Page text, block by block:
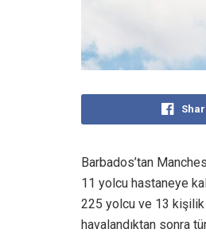
Barbados’tan
11 yolcu hastaneye
225 yolcu ve 13 kişilik
havalandıktan sonra